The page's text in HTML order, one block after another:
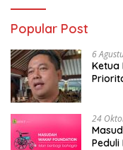
Popular Post
6
Ketua
24